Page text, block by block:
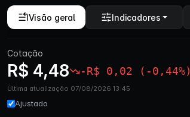
Visão geral Indicadores
Cotação
R$ 4,48 -R$ 0,02 (-0,44%)
Última atualização 07/08/2026 13:45
Ajustado